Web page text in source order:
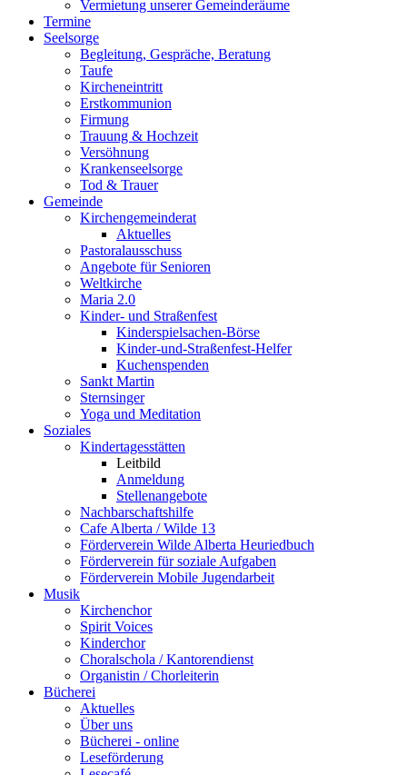
Vermietung unserer Gemeinderäume
Termine
Seelsorge
Begleitung, Gespräche, Beratung
Taufe
Kircheneintritt
Erstkommunion
Firmung
Trauung & Hochzeit
Versöhnung
Krankenseelsorge
Tod & Trauer
Gemeinde
Kirchengemeinderat
Aktuelles
Pastoralausschuss
Angebote für Senioren
Weltkirche
Maria 2.0
Kinder- und Straßenfest
Kinderspielsachen-Börse
Kinder-und-Straßenfest-Helfer
Kuchenspenden
Sankt Martin
Sternsinger
Yoga und Meditation
Soziales
Kindertagesstätten
Leitbild
Anmeldung
Stellenangebote
Nachbarschaftshilfe
Cafe Alberta / Wilde 13
Förderverein Wilde Alberta Heuriedbuch
Förderverein für soziale Aufgaben
Förderverein Mobile Jugendarbeit
Musik
Kirchenchor
Spirit Voices
Kinderchor
Choralschola / Kantorendienst
Organistin / Chorleiterin
Bücherei
Aktuelles
Über uns
Bücherei - online
Leseförderung